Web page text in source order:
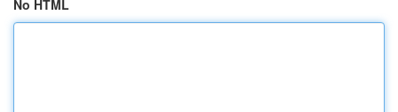
No HTML